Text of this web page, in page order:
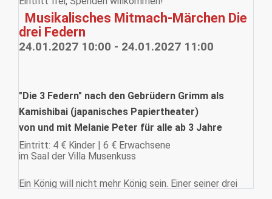
Musikalisches Mitmach-Märchen Die
drei Federn
24.01.2027 10:00 - 24.01.2027 11:00
"Die 3 Federn" nach den Gebrüdern Grimm als
Kamishibai (japanisches Papiertheater)
von und mit Melanie Peter für alle ab 3 Jahre
Eintritt: 4 € Kinder | 6 € Erwachsene
im Saal der Villa Musenkuss
Ein König will nicht mehr König sein. Einer seiner drei